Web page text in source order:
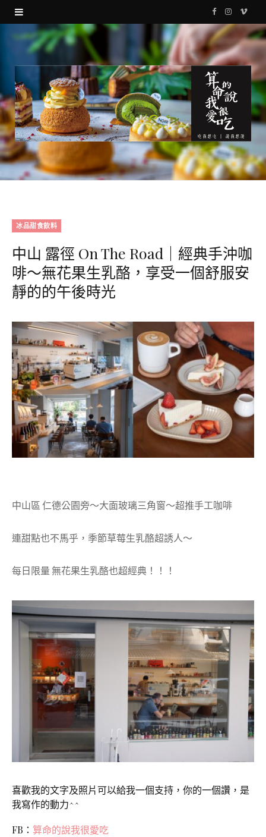
F
a
c
e
b
o
k
I
s
g
r
a
V
i
冰品甜食飲料
中山 露徑 On The Road｜經典手沖咖
啡～無花果生乳酪，享受一個舒服安
靜的的午後時光
中山區 仁德公園旁～大面玻璃三角窗～超推手工咖啡
連甜點也不馬乎，季節草莓生乳酪超誘人～
每日限量 無花果生乳酪也超經典！！！
喜歡我的文字及照片可以給我一個支持，你的一個讚，是
我寫作的動力^^
FB： 算命的說我很愛吃